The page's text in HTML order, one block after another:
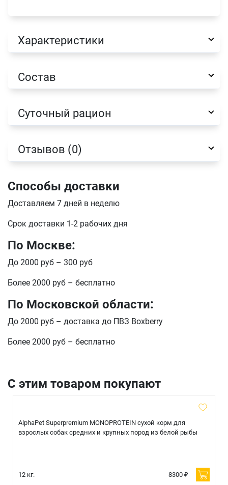
Характеристики
Состав
Суточный рацион
Отзывов (0)
Способы доставки
Доставляем 7 дней в неделю
Срок доставки 1-2 рабочих дня
По Москве:
До 2000 руб – 300 руб
Более 2000 руб – бесплатно
По Московской области:
До 2000 руб – доставка до ПВЗ Boxberry
Более 2000 руб – бесплатно
С этим товаром покупают
AlphaPet Superpremium MONOPROTEIN сухой корм для
взрослых собак средних и крупных пород из белой рыбы
12 кг. 8300 ₽
Продолжить покупки
отправить